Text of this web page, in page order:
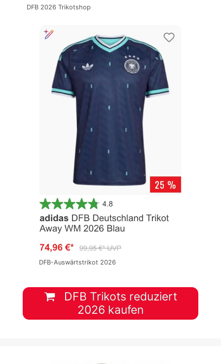
DFB 2026 Trikotshop
DFB-Auswärtstrikot 2026
DFB Trikots reduziert
2026 kaufen